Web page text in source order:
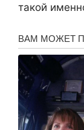
такой